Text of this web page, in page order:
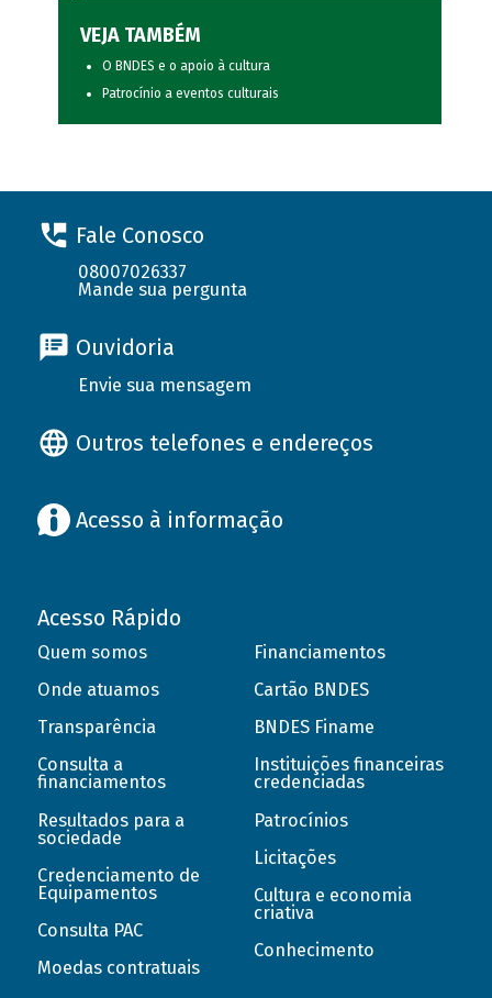
VEJA TAMBÉM
O BNDES e o apoio à cultura
Patrocínio a eventos culturais
Fale Conosco
08007026337
Mande sua pergunta
Ouvidoria
Envie sua mensagem
Outros telefones e endereços
Acesso à informação
Acesso Rápido
Quem somos
Onde atuamos
Transparência
Consulta a
financiamentos
Resultados para a
sociedade
Credenciamento de
Equipamentos
Consulta PAC
Moedas contratuais
Financiamentos
Cartão BNDES
BNDES Finame
Instituições financeiras
credenciadas
Patrocínios
Licitações
Cultura e economia
criativa
Conhecimento